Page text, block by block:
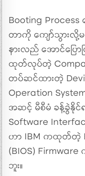
Booting
တာကို ကျော်သွားလို့
နားလည် အောင်ပြေ
ထုတ်လုပ်တဲ့
တပ်ဆင်ထားတဲ့
Operation
အဆင့် မီစီမံ ခန့်ခွဲနို
Software
ဟာ IBM ကထုတ်တဲ့
(BIOS)
ဘူး။